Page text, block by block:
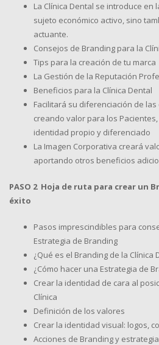
La Clínica Dental se introduce en
sujeto económico activo, sino
actuante.
Consejos de Branding para la
Tips para la creación de tu marca
La Gestión de la Reputación
Beneficios para la Clínica Dental
Facilitará su diferenciación de
creando valor para los
identidad propio y diferenciado
La Imagen Corporativa creará
aportando otros beneficios
PASO 2 Hoja de ruta para crear un
éxito
Pasos imprescindibles para
Estrategia de Branding
¿Qué es el Branding de la Clínica
¿Cómo hacer una Estrategia de
Crear la identidad de cara al
Clínica
Definición de los valores
Crear la identidad visual: logos,
Acciones de Branding y